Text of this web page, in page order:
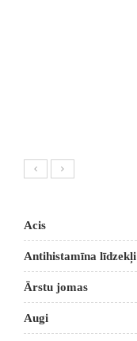
Acis
Antihistamīna līdzekļi
Ārstu jomas
Augi